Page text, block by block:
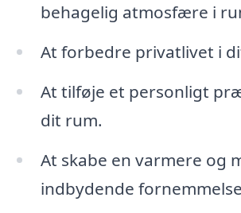
behagelig atmosfære i
At forbedre privatlivet i
At tilføje et personligt
dit rum.
At skabe en varmere og
indbydende